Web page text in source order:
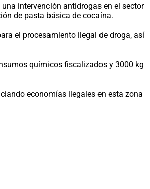
intervención antidrogas en el sector
de pasta básica de cocaína.
el procesamiento ilegal de droga, así
químicos fiscalizados y 3000 kg
economías ilegales en esta zona